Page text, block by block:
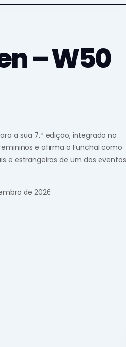
– W50
a sua 7.ª edição, integrado no
e afirma o Funchal como
e estrangeiras de um dos eventos
de 2026